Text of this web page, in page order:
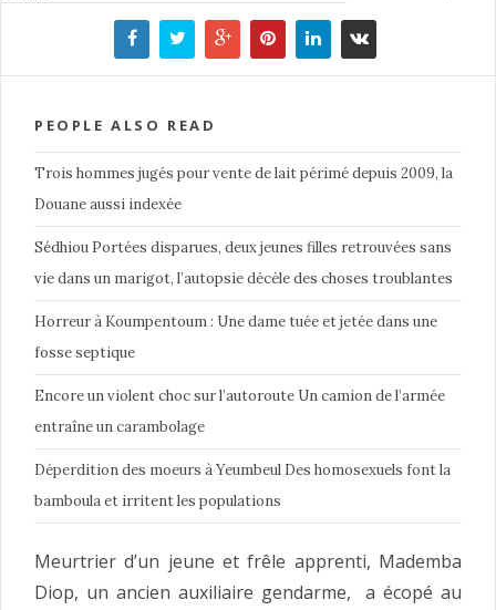
PEOPLE ALSO READ
Trois hommes jugés pour vente de lait périmé depuis 2009, la
Douane aussi indexée
Sédhiou Portées disparues, deux jeunes filles retrouvées sans
vie dans un marigot, l’autopsie décèle des choses troublantes
Horreur à Koumpentoum : Une dame tuée et jetée dans une
fosse septique
Encore un violent choc sur l’autoroute Un camion de l’armée
entraîne un carambolage
Déperdition des moeurs à Yeumbeul Des homosexuels font la
bamboula et irritent les populations
Meurtrier d’un jeune et frêle apprenti, Mademba
Diop, un ancien auxiliaire gendarme, a écopé au